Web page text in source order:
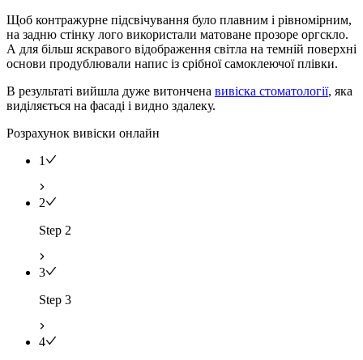
Щоб контражурне підсвічування було плавним і рівномірним,
на задню стінку лого використали матоване прозоре оргскло.
А для більш яскравого відображення світла на темній поверхні
основи продублювали напис із срібної самоклеючої плівки.
В результаті вийшла дуже витончена вивіска стоматології, яка
виділяється на фасаді і видно здалеку.
Розрахунок вивіски онлайн
1
2
Step 2
3
Step 3
4